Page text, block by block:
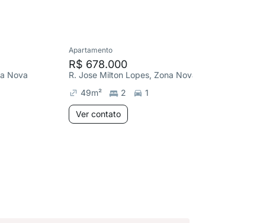
Nova
Apartamento
R$ 678.000
R. Jose Milton Lopes, Zona Nova
49m² 2 1
Ver contato